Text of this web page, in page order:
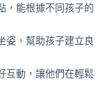
，能根據不同孩子的
姿，幫助孩子建立良
互動，讓他們在輕鬆